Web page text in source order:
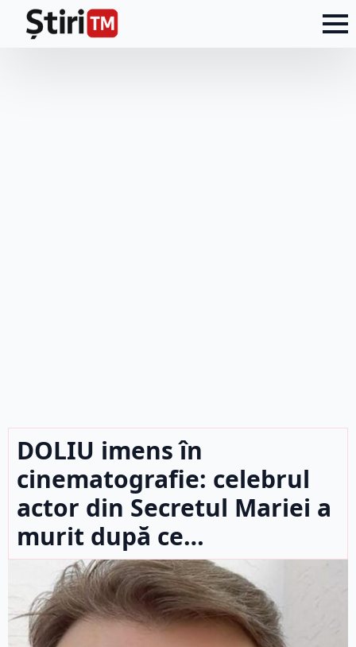
DOLIU imens în
cinematografie: celebrul
actor din Secretul Mariei a
murit după ce…